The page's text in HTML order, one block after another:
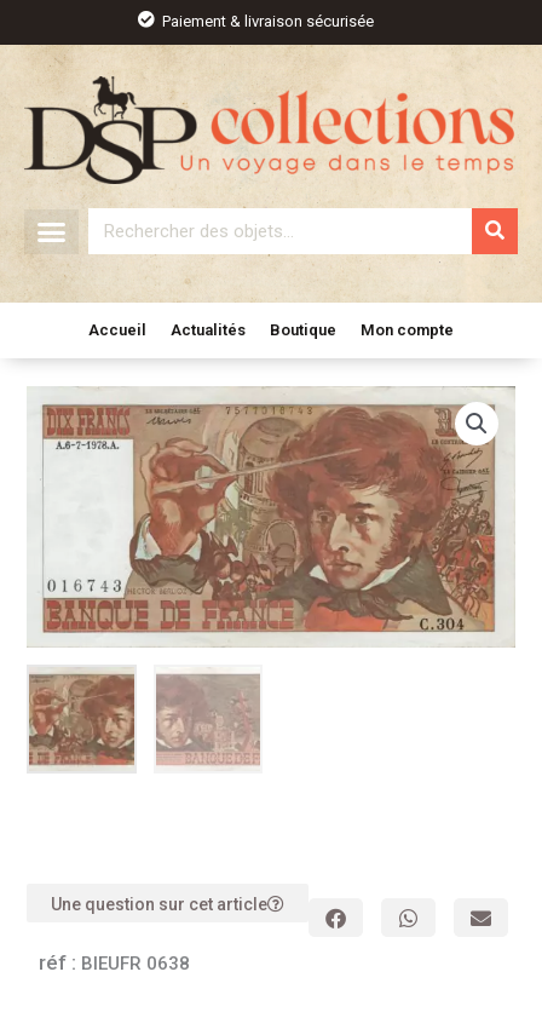
contenu
Paiement & livraison sécurisée
Rechercher
Accueil Actualités Boutique Mon compte
Une question sur cet article
réf : BIEUFR 0638